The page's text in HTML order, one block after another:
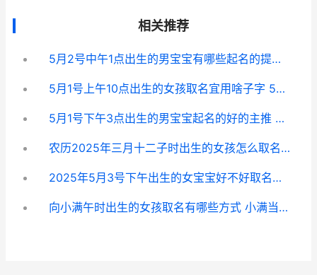
相关推荐
5月2号中午1点出生的男宝宝有哪些起名的提议 5月22日下午1点07分
5月1号上午10点出生的女孩取名宜用啥子字 5月1号0点是什么时候
5月1号下午3点出生的男宝宝起名的好的主推 5月4日下午三点
农历2025年三月十二子时出生的女孩怎么取名字 农历2025年三月初十是黄道吉日吗?
2025年5月3号下午出生的女宝宝好不好取名字好 2025年的5月3号是阴历几号
向小满午时出生的女孩取名有哪些方式 小满当天出生的人是什么命